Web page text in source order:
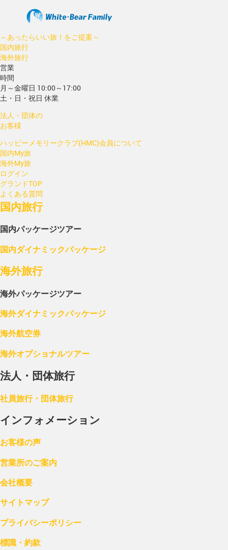
～あったらいい旅！をご提案～
国内旅行
海外旅行
営業
時間
月～金曜日 10:00～17:00
土・日・祝日 休業
法人・団体の
お客様
ハッピーメモリークラブ(HMC)会員について
国内My旅
海外My旅
ログイン
グランドTOP
よくある質問
国内旅行
国内パッケージツアー
国内ダイナミックパッケージ
海外旅行
海外パッケージツアー
海外ダイナミックパッケージ
海外航空券
海外オプショナルツアー
法人・団体旅行
社員旅行・団体旅行
インフォメーション
お客様の声
営業所のご案内
会社概要
サイトマップ
プライバシーポリシー
標識・約款